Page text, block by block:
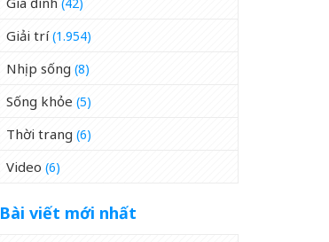
Giải trí(1.954)
Nhịp sống (8)
Sống khỏe (5)
Thời trang (6)
Video (6)
Bài viết mới nhất